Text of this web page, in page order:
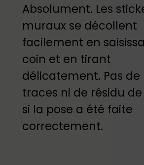
Absolument. Les
muraux se décollent
facilement en
coin et en tirant
délicatement. Pas de
traces ni de résidu
si la pose a été faite
correctement.